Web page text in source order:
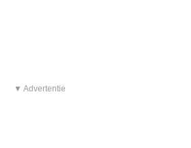
▼ Advertentie